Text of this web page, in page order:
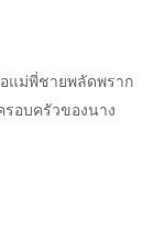
อแม่พี่ชายพลัดพราก
รอบครัวของนาง